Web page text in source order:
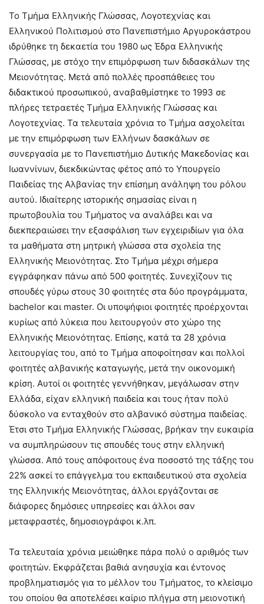
Το Τμήμα Ελληνικής Γλώσσας, Λογοτεχνίας και
Ελληνικού Πολιτισμού στο Πανεπιστήμιο Αργυροκάστρου
ιδρύθηκε τη δεκαετία του 1980 ως Έδρα Ελληνικής
Γλώσσας, με στόχο την επιμόρφωση των διδασκάλων της
Μειονότητας. Μετά από πολλές προσπάθειες του
διδακτικού προσωπικού, αναβαθμίστηκε το 1993 σε
πλήρες τετραετές Τμήμα Ελληνικής Γλώσσας και
Λογοτεχνίας. Τα τελευταία χρόνια το Τμήμα ασχολείται
με την επιμόρφωση των Ελλήνων δασκάλων σε
συνεργασία με το Πανεπιστήμιο Δυτικής Μακεδονίας και
Ιωαννίνων, διεκδικώντας φέτος από το Υπουργείο
Παιδείας της Αλβανίας την επίσημη ανάληψη του ρόλου
αυτού. Ιδιαίτερης ιστορικής σημασίας είναι η
πρωτοβουλία του Τμήματος να αναλάβει και να
διεκπεραιώσει την εξασφάλιση των εγχειριδίων για όλα
τα μαθήματα στη μητρική γλώσσα στα σχολεία της
Ελληνικής Μειονότητας. Στο Τμήμα μέχρι σήμερα
εγγράφηκαν πάνω από 500 φοιτητές. Συνεχίζουν τις
σπουδές γύρω στους 30 φοιτητές στα δύο προγράμματα,
bachelor και master. Οι υποψήφιοι φοιτητές προέρχονται
κυρίως από λύκεια που λειτουργούν στο χώρο της
Ελληνικής Μειονότητας. Επίσης, κατά τα 28 χρόνια
λειτουργίας του, από το Τμήμα αποφοίτησαν και πολλοί
φοιτητές αλβανικής καταγωγής, μετά την οικονομική
κρίση. Αυτοί οι φοιτητές γεννήθηκαν, μεγάλωσαν στην
Ελλάδα, είχαν ελληνική παιδεία και τους ήταν πολύ
δύσκολο να ενταχθούν στο αλβανικό σύστημα παιδείας.
Έτσι στο Τμήμα Ελληνικής Γλώσσας, βρήκαν την ευκαιρία
να συμπληρώσουν τις σπουδές τους στην ελληνική
γλώσσα. Από τους απόφοιτους ένα ποσοστό της τάξης του
22% ασκεί το επάγγελμα του εκπαιδευτικού στα σχολεία
της Ελληνικής Μειονότητας, άλλοι εργάζονται σε
διάφορες δημόσιες υπηρεσίες και άλλοι σαν
μεταφραστές, δημοσιογράφοι κ.λπ.
Τα τελευταία χρόνια μειώθηκε πάρα πολύ ο αριθμός των
φοιτητών. Εκφράζεται βαθιά ανησυχία και έντονος
προβληματισμός για το μέλλον του Τμήματος, το κλείσιμο
του οποίου θα αποτελέσει καίριο πλήγμα στη μειονοτική